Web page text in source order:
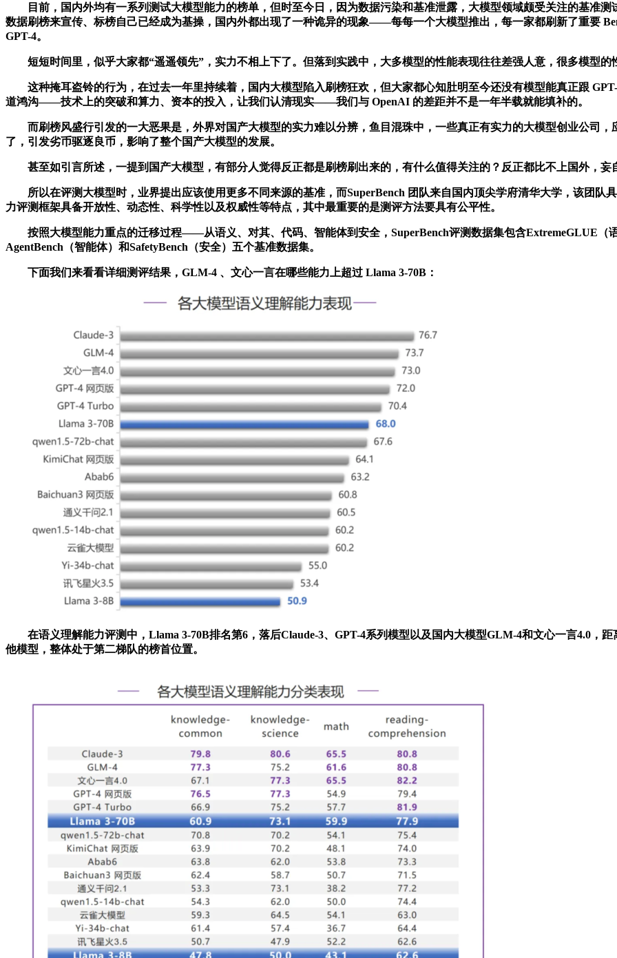
目前，国内外均有一系列测试大模型能力的榜单，但时至今日，因为数据污染和基准泄露，大模型领域颇受关注的基准测
数据刷榜来宣传、标榜自己已经成为基操，国内外都出现了一种诡异的现象——每每一个大模型推出，每一家都刷新了重要
GPT-4。
短短时间里，似乎大家都“遥遥领先”，实力不相上下了。但落到实践中，大多模型的性能表现往往差强人意，很多模型的
这种掩耳盗铃的行为，在过去一年里持续着，国内大模型陷入刷榜狂欢，但大家都心知肚明至今还没有模型能真正跟
道鸿沟——技术上的突破和算力、资本的投入，让我们认清现实——我们与 OpenAI 的差距并不是一年半载就能填补的。
而刷榜风盛行引发的一大恶果是，外界对国产大模型的实力难以分辨，鱼目混珠中，一些真正有实力的大模型创业公司，
了，引发劣币驱逐良币，影响了整个国产大模型的发展。
甚至如引言所述，一提到国产大模型，有部分人觉得反正都是刷榜刷出来的，有什么值得关注的？反正都比不上国外，妄
所以在评测大模型时，业界提出应该使用更多不同来源的基准，而SuperBench 团队来自国内顶尖学府清华大学，该团队
力评测框架具备开放性、动态性、科学性以及权威性等特点，其中最重要的是测评方法要具有公平性。
按照大模型能力重点的迁移过程——从语义、对其、代码、智能体到安全，SuperBench评测数据集包含ExtremeGLUE（语
AgentBench（智能体）和SafetyBench（安全）五个基准数据集。
下面我们来看看详细测评结果，GLM-4 、文心一言在哪些能力上超过 Llama 3-70B：
在语义理解能力评测中，Llama 3-70B排名第6，落后Claude-3、GPT-4系列模型以及国内大模型GLM-4和文心一言4.0，距
他模型，整体处于第二梯队的榜首位置。